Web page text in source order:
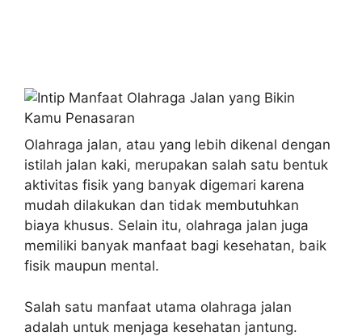
Olahraga jalan, atau yang lebih dikenal dengan
istilah jalan kaki, merupakan salah satu bentuk
aktivitas fisik yang banyak digemari karena
mudah dilakukan dan tidak membutuhkan
biaya khusus. Selain itu, olahraga jalan juga
memiliki banyak manfaat bagi kesehatan, baik
fisik maupun mental.
Salah satu manfaat utama olahraga jalan
adalah untuk menjaga kesehatan jantung.